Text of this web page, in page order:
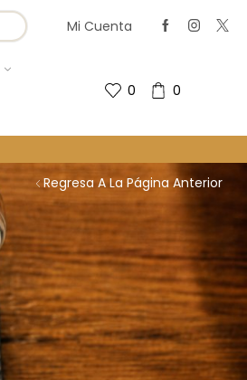
Mi Cuenta
0 0
Regresa A La Página Anterior